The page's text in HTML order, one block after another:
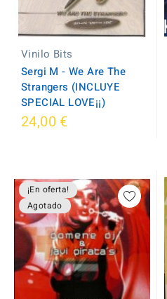
Vinilo Bits
Sergi M - We Are The
Strangers (INCLUYE
SPECIAL LOVE¡¡)
24,00 €
¡En oferta!
Agotado